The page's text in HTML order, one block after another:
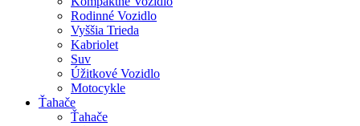
Rodinné Vozidlo
Vyššia Trieda
Kabriolet
Suv
Úžitkové Vozidlo
Motocykle
Ťahače
Ťahače